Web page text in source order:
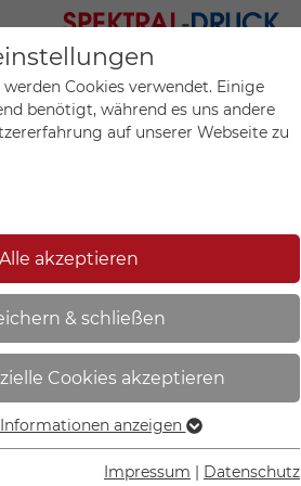
Mo.-Fr. 09:00-17:00
+49 (0)711 55 75 25
Rohrleitungspfeil
| Schwefelsäure
- 21.4188
Cookies verwendet. Einige
benötigt, während es uns andere
auf unserer Webseite zu
Alle akzeptieren
& schließen
Cookies akzeptieren
werden für grundlegende Funktionen
anzeigen
Impressum Datenschutz